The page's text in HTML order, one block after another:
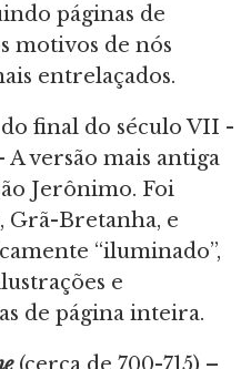
páginas de
motivos de nós
entrelaçados.
final do século VII -
versão mais antiga
Jerônimo. Foi
Bretanha, e
“iluminado”,
e
de página inteira.
(cerca de 700-715) –